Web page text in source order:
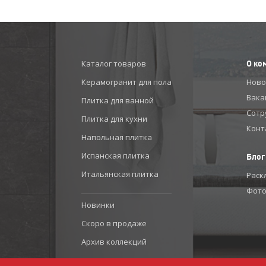
Каталог товаров
Керамогранит для пола
Плитка для ванной
Плитка для кухни
Напольная плитка
Испанская плитка
Итальянская плитка
Новинки
Скоро в продаже
Архив коллекций
О